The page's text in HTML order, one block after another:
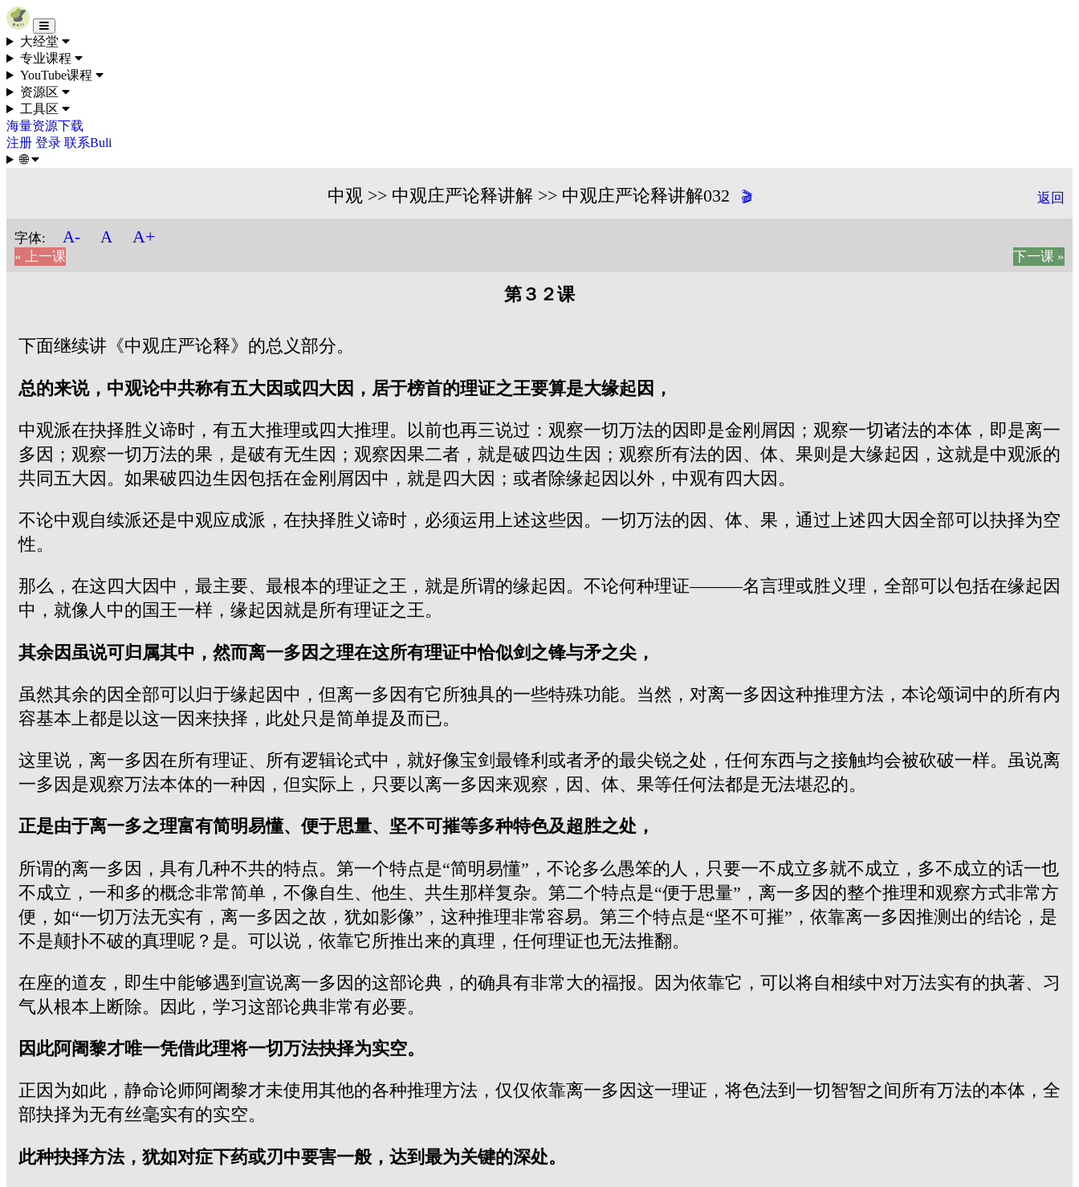
Skip to content
大经堂
专业课程
YouTube课程
资源区
工具区
海量资源下载
注册 登录 联系Buli
🌐
中观 >> 中观庄严论释讲解 >> 中观庄严论释讲解032 🎬 返回
字体: A- A A+
« 上一课 下一课 »
第３２课
下面继续讲《中观庄严论释》的总义部分。
总的来说，中观论中共称有五大因或四大因，居于榜首的理证之王要算是大缘起因，
中观派在抉择胜义谛时，有五大推理或四大推理。以前也再三说过：观察一切万法的因即是金刚屑因；观察一切诸法的本体，即是离一
多因；观察一切万法的果，是破有无生因；观察因果二者，就是破四边生因；观察所有法的因、体、果则是大缘起因，这就是中观派的
共同五大因。如果破四边生因包括在金刚屑因中，就是四大因；或者除缘起因以外，中观有四大因。
不论中观自续派还是中观应成派，在抉择胜义谛时，必须运用上述这些因。一切万法的因、体、果，通过上述四大因全部可以抉择为空
性。
那么，在这四大因中，最主要、最根本的理证之王，就是所谓的缘起因。不论何种理证———名言理或胜义理，全部可以包括在缘起因
中，就像人中的国王一样，缘起因就是所有理证之王。
其余因虽说可归属其中，然而离一多因之理在这所有理证中恰似剑之锋与矛之尖，
虽然其余的因全部可以归于缘起因中，但离一多因有它所独具的一些特殊功能。当然，对离一多因这种推理方法，本论颂词中的所有内
容基本上都是以这一因来抉择，此处只是简单提及而已。
这里说，离一多因在所有理证、所有逻辑论式中，就好像宝剑最锋利或者矛的最尖锐之处，任何东西与之接触均会被砍破一样。虽说离
一多因是观察万法本体的一种因，但实际上，只要以离一多因来观察，因、体、果等任何法都是无法堪忍的。
正是由于离一多之理富有简明易懂、便于思量、坚不可摧等多种特色及超胜之处，
所谓的离一多因，具有几种不共的特点。第一个特点是“简明易懂”，不论多么愚笨的人，只要一不成立多就不成立，多不成立的话一也
不成立，一和多的概念非常简单，不像自生、他生、共生那样复杂。第二个特点是“便于思量”，离一多因的整个推理和观察方式非常方
便，如“一切万法无实有，离一多因之故，犹如影像”，这种推理非常容易。第三个特点是“坚不可摧”，依靠离一多因推测出的结论，是
不是颠扑不破的真理呢？是。可以说，依靠它所推出来的真理，任何理证也无法推翻。
在座的道友，即生中能够遇到宣说离一多因的这部论典，的确具有非常大的福报。因为依靠它，可以将自相续中对万法实有的执著、习
气从根本上断除。因此，学习这部论典非常有必要。
因此阿阇黎才唯一凭借此理将一切万法抉择为实空。
正因为如此，静命论师阿阇黎才未使用其他的各种推理方法，仅仅依靠离一多因这一理证，将色法到一切智智之间所有万法的本体，全
部抉择为无有丝毫实有的实空。
此种抉择方法，犹如对症下药或刃中要害一般，达到最为关键的深处。